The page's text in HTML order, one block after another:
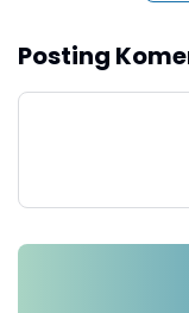
Posting